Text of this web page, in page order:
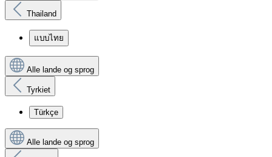
Thailand
แบบไทย
Alle lande og sprog
Tyrkiet
Türkçe
Alle lande og sprog